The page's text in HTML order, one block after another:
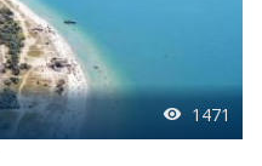
1471